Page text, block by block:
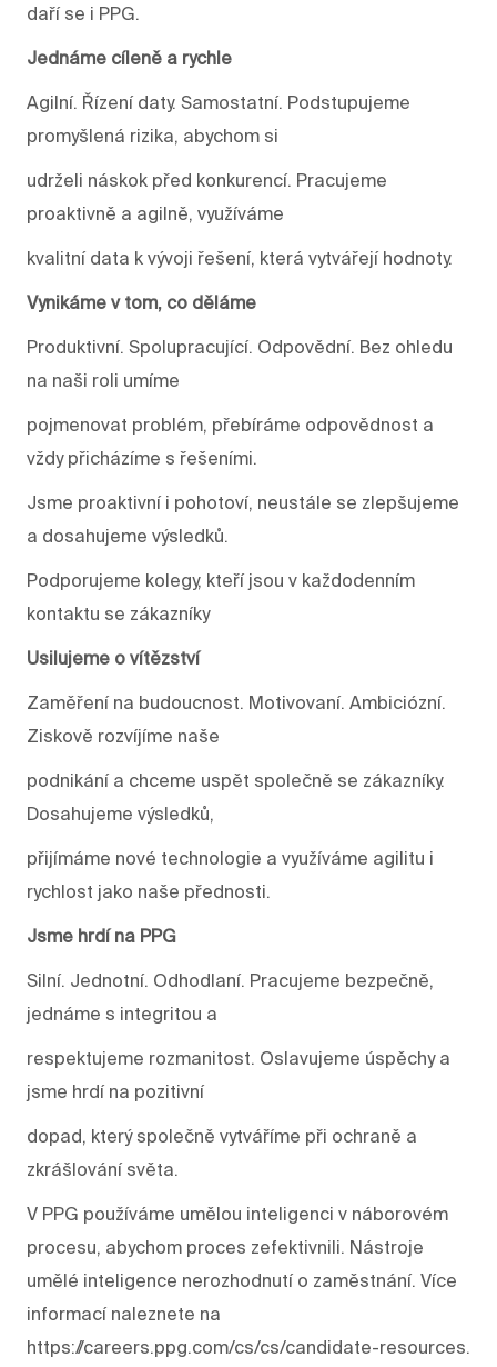
daří se i PPG.
Jednáme cíleně a rychle
Agilní. Řízení daty. Samostatní. Podstupujeme
promyšlená rizika, abychom si
udrželi náskok před konkurencí. Pracujeme
proaktivně a agilně, využíváme
kvalitní data k vývoji řešení, která vytvářejí hodnoty.
Vynikáme v tom, co děláme
Produktivní. Spolupracující. Odpovědní. Bez ohledu
na naši roli umíme
pojmenovat problém, přebíráme odpovědnost a
vždy přicházíme s řešeními.
Jsme proaktivní i pohotoví, neustále se zlepšujeme
a dosahujeme výsledků.
Podporujeme kolegy, kteří jsou v každodenním
kontaktu se zákazníky
Usilujeme o vítězství
Zaměření na budoucnost. Motivovaní. Ambiciózní.
Ziskově rozvíjíme naše
podnikání a chceme uspět společně se zákazníky.
Dosahujeme výsledků,
přijímáme nové technologie a využíváme agilitu i
rychlost jako naše přednosti.
Jsme hrdí na PPG
Silní. Jednotní. Odhodlaní. Pracujeme bezpečně,
jednáme s integritou a
respektujeme rozmanitost. Oslavujeme úspěchy a
jsme hrdí na pozitivní
dopad, který společně vytváříme při ochraně a
zkrášlování světa.
V PPG používáme umělou inteligenci v náborovém
procesu, abychom proces zefektivnili. Nástroje
umělé inteligence nerozhodnutí o zaměstnání. Více
informací naleznete na
https://careers.ppg.com/cs/cs/candidate-resources.